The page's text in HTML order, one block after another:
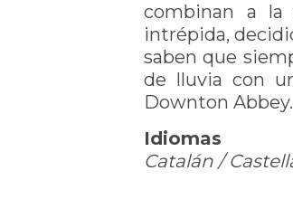
combinan a la
intrépida,
saben que
de lluvia con
Downton Abbey.
Idiomas
Catalán /